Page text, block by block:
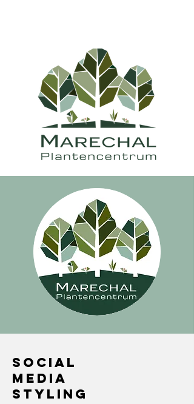
Social
Media
Styling